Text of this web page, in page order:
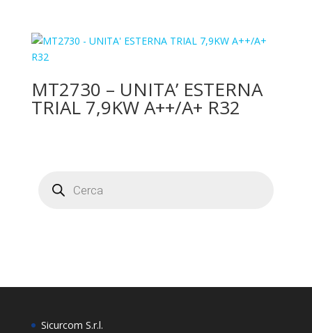
MT2730 – UNITA’ ESTERNA
TRIAL 7,9KW A++/A+ R32
search
Sicurcom S.r.l.